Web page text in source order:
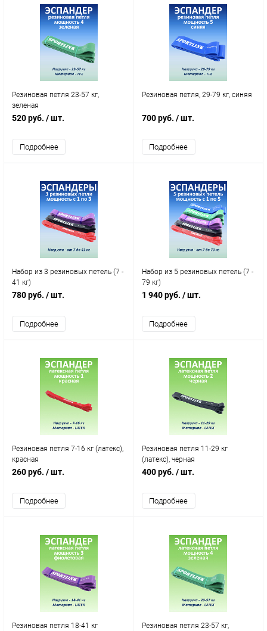
Резиновая петля 23-57 кг,
зеленая
520 руб. / шт.
Подробнее
Резиновая петля, 29-79 кг, синяя
700 руб. / шт.
Подробнее
Набор из 3 резиновых петель (7 -
41 кг)
780 руб. / шт.
Подробнее
Набор из 5 резиновых петель (7 -
79 кг)
1 940 руб. / шт.
Подробнее
Резиновая петля 7-16 кг (латекс),
красная
260 руб. / шт.
Подробнее
Резиновая петля 11-29 кг
(латекс), черная
400 руб. / шт.
Подробнее
Резиновая петля 18-41 кг Резиновая петля 23-57 кг,